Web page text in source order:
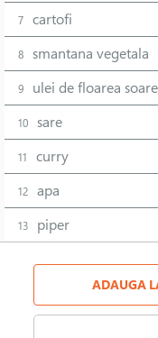
7 cartofi
8 smantana vegetala
9 ulei de floarea
10 sare
11 curry
12 apa
13 piper
ADAUGA